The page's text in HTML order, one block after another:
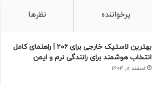
پرخواننده نظرها
بهترین لاستیک خارجی برای ۲۰۶ | راهنمای کامل
انتخاب هوشمند برای رانندگی نرم و ایمن
اسفند ۸, ۱۴۰۴